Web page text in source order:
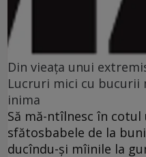
Din vieaţa unui
Lucruri mici cu bucurii
inima
Să mă-ntîlnesc în
sfătosbabele de la
ducîndu-şi mîinile la